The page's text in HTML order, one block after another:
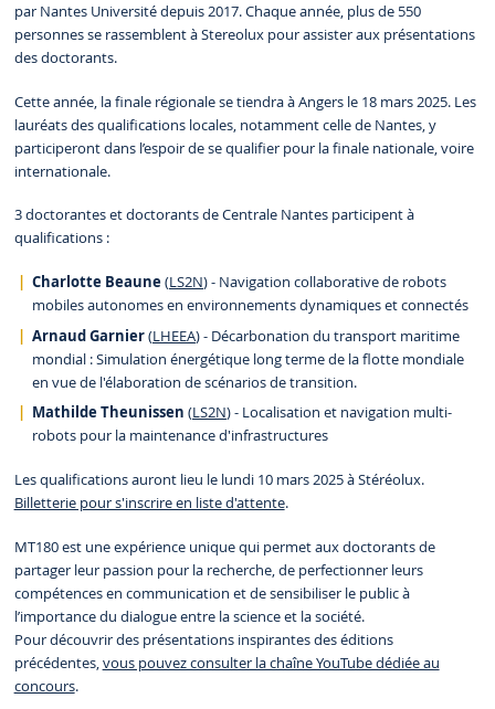
par Nantes Université depuis 2017. Chaque année, plus de 550
personnes se rassemblent à Stereolux pour assister aux présentations
des doctorants.
Cette année, la finale régionale se tiendra à Angers le 18 mars 2025. Les
lauréats des qualifications locales, notamment celle de Nantes, y
participeront dans l’espoir de se qualifier pour la finale nationale, voire
internationale.
3 doctorantes et doctorants de Centrale Nantes participent à
qualifications :
Charlotte Beaune (LS2N) - Navigation collaborative de robots
mobiles autonomes en environnements dynamiques et connectés
Arnaud Garnier(LHEEA) - Décarbonation du transport maritime
mondial : Simulation énergétique long terme de la flotte mondiale
en vue de l'élaboration de scénarios de transition.
Mathilde Theunissen (LS2N) - Localisation et navigation multi-
robots pour la maintenance d'infrastructures
Les qualifications auront lieu le lundi 10 mars 2025 à Stéréolux.
Billetterie pour s'inscrire en liste d'attente.
MT180 est une expérience unique qui permet aux doctorants de
partager leur passion pour la recherche, de perfectionner leurs
compétences en communication et de sensibiliser le public à
l’importance du dialogue entre la science et la société.
Pour découvrir des présentations inspirantes des éditions
précédentes,vous pouvez consulter la chaîne YouTube dédiée au
concours.